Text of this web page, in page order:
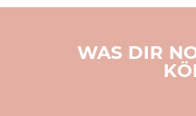
WAS DIR